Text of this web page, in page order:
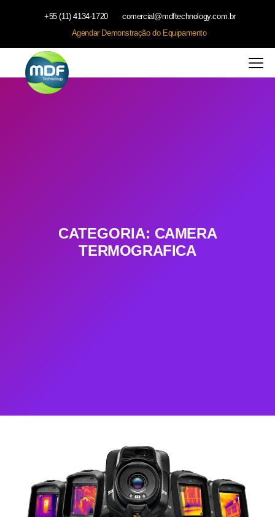
+55 (11) 4134-1720
comercial@mdftechnology.com.br
Agendar Demonstração do Equipamento
CATEGORIA: CAMERA
TERMOGRAFICA